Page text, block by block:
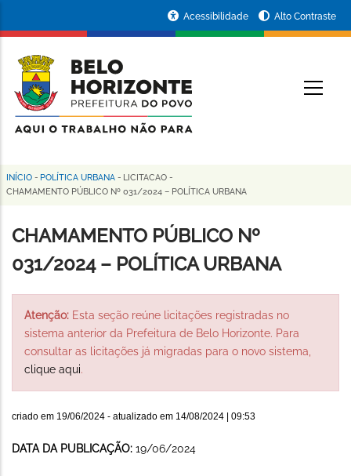
conteúdo
principal
da
Prefeitura
de
Horizonte
Acessibilidade Alto Contraste
Trilha
navegação
INÍCIO - POLÍTICA URBANA - LICITACAO -
CHAMAMENTO PÚBLICO Nº 031/2024 – POLÍTICA URBANA
CHAMAMENTO PÚBLICO Nº
031/2024 – POLÍTICA URBANA
Atenção: Esta seção reúne licitações registradas no
sistema anterior da Prefeitura de Belo Horizonte. Para
consultar as licitações já migradas para o novo sistema,
clique aqui.
criado em 19/06/2024 - atualizado em 14/08/2024 | 09:53
DATA DA PUBLICAÇÃO: 19/06/2024